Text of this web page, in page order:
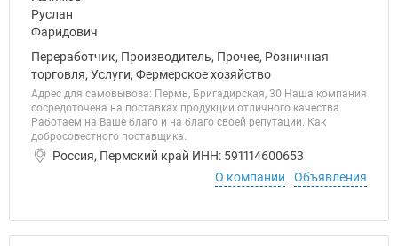
Переработчик, Производитель, Прочее, Розничная
торговля, Услуги, Фермерское хозяйство
Адрес для самовывоза: Пермь, Бригадирская, 30 Наша компания
сосредоточена на поставках продукции отличного качества.
Работаем на Ваше благо и на благо своей репутации. Как
добросовестного поставщика.
Россия, Пермский край ИНН: 591114600653
О компании
Объявления